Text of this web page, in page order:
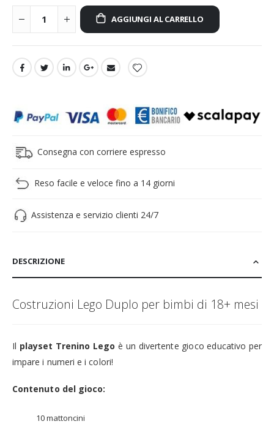
AGGIUNGI AL CARRELLO
Consegna con corriere espresso
Reso facile e veloce fino a 14 giorni
Assistenza e servizio clienti 24/7
DESCRIZIONE
Costruzioni Lego Duplo per bimbi di 18+ mesi
Il playset Trenino Lego è un divertente gioco educativo per
impare i numeri e i colori!
Contenuto del gioco:
10 mattoncini